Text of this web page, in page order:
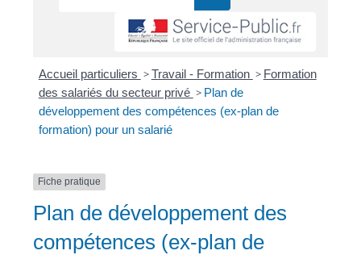
Accueil particuliers >Travail - Formation > Formation
des salariés du secteur privé > Plan de
développement des compétences (ex-plan de
formation) pour un salarié
Fiche pratique
Plan de développement des
compétences (ex-plan de